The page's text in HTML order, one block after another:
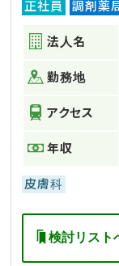
正社員 調剤薬
法人名
勤務地
アクセス
年収
皮膚科
検討リスト